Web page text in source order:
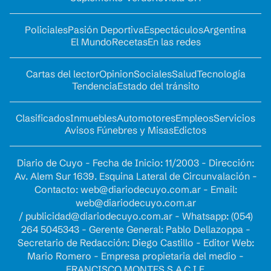
PolicialesPasión DeportivaEspectáculosArgentina
El MundoRecetasEn las redes
Cartas del lectorOpinionSocialesSaludTecnología
TendenciaEstado del tránsito
ClasificadosInmueblesAutomotoresEmpleosServicios
Avisos Fúnebres y MisasEdictos
Diario de Cuyo - Fecha de Inicio: 11/2003 - Dirección:
Av. Alem Sur 1639. Esquina Lateral de Circunvalación -
Contacto: web@diariodecuyo.com.ar- Email:
web@diariodecuyo.com.ar
/ publicidad@diariodecuyo.com.ar- Whatsapp: (054)
264 5045343 - Gerente General: Pablo Dellazoppa -
Secretario de Redacción: Diego Castillo - Editor Web:
Mario Romero - Empresa propietaria del medio -